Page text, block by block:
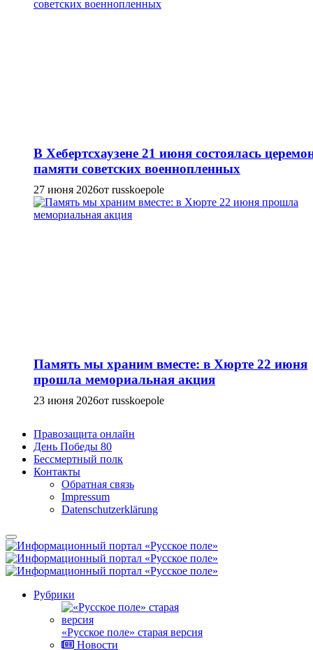
В Хебертсхаузене 21 июня состоялась
памяти советских военнопленных
27 июня 2026от russkoepole
Память мы храним вместе: в Хюрте 22 июня
прошла мемориальная акция
23 июня 2026от russkoepole
Правозащита онлайн
День Победы 80
Бессмертный полк
Контакты
Обратная связь
Impressum
Datenschutzerklärung
Рубрики
«Русское поле» старая версия
Новости